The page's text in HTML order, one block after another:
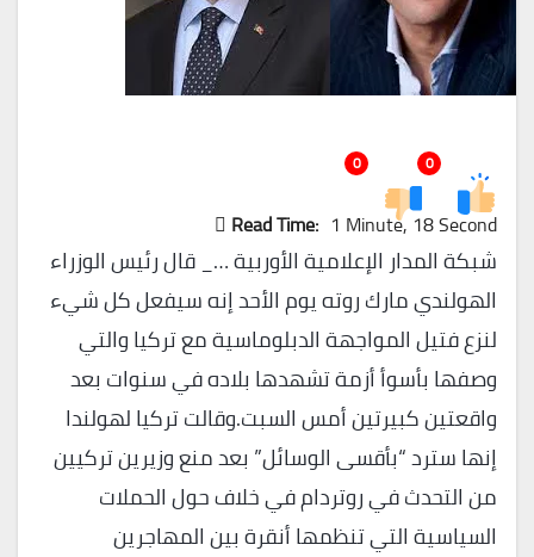
0
0
Read Time: 1 Minute, 18 Second
شبكة المدار الإعلامية الأوربية …_ قال رئيس الوزراء
الهولندي مارك روته يوم الأحد إنه سيفعل كل شيء
لنزع فتيل المواجهة الدبلوماسية مع تركيا والتي
وصفها بأسوأ أزمة تشهدها بلاده في سنوات بعد
واقعتين كبيرتين أمس السبت.وقالت تركيا لهولندا
إنها سترد “بأقسى الوسائل” بعد منع وزيرين تركيين
من التحدث في روتردام في خلاف حول الحملات
السياسية التي تنظمها أنقرة بين المهاجرين